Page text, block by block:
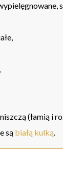
(łamią i
są białą kulką.